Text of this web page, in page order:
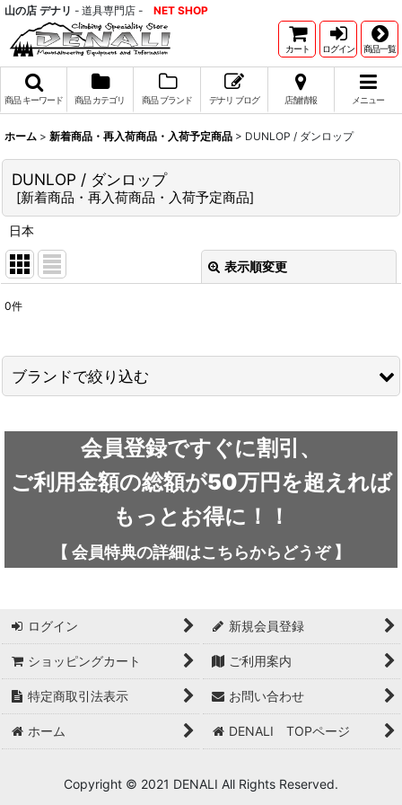
山の店 デナリ - 道具専門店 - NET SHOP
カート ログイン 商品一覧
商品 キーワード 商品 カテゴリ 商品 ブランド デナリ ブログ 店舗情報 メニュー
ホーム > 新着商品・再入荷商品・入荷予定商品 > DUNLOP / ダンロップ
DUNLOP / ダンロップ
[新着商品・再入荷商品・入荷予定商品]
日本
表示順変更
並び順
0件
ブランドで絞り込む
outdoor element / アウトドアエレメント
AKLIMA / アクリマ
adidas / アディダス
adidas FIVE TEN / アディダス ファイブテン
Atlas / アトラス
ARAI TENT(RIPEN) / アライテント(ライペン)
会員登録ですぐに割引、
ご利用金額の総額が50万円を超えれば
もっとお得に！！
【 会員特典の詳細はこちらから どうぞ】
ログイン 新規会員登録
ショッピングカート ご利用案内
特定商取引法表示 お問い合わせ
ホーム DENALI TOPページ
Copyright © 2021 DENALI All Rights Reserved.